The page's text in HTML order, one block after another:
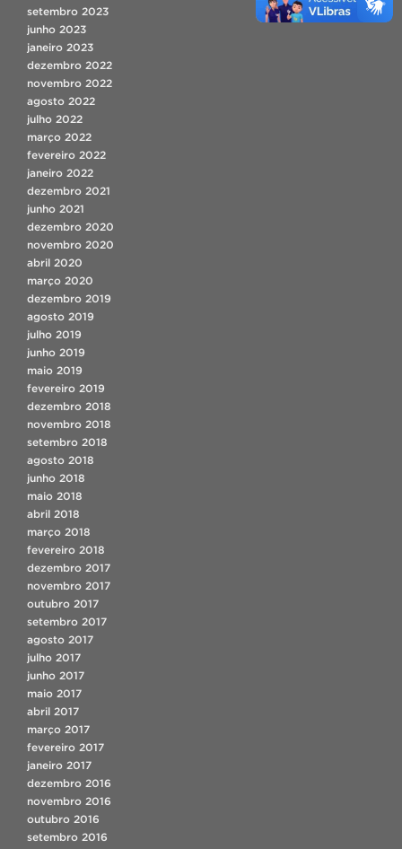
setembro 2023
junho 2023
janeiro 2023
dezembro 2022
novembro 2022
agosto 2022
julho 2022
março 2022
fevereiro 2022
janeiro 2022
dezembro 2021
junho 2021
dezembro 2020
novembro 2020
abril 2020
março 2020
dezembro 2019
agosto 2019
julho 2019
junho 2019
maio 2019
fevereiro 2019
dezembro 2018
novembro 2018
setembro 2018
agosto 2018
junho 2018
maio 2018
abril 2018
março 2018
fevereiro 2018
dezembro 2017
novembro 2017
outubro 2017
setembro 2017
agosto 2017
julho 2017
junho 2017
maio 2017
abril 2017
março 2017
fevereiro 2017
janeiro 2017
dezembro 2016
novembro 2016
outubro 2016
setembro 2016